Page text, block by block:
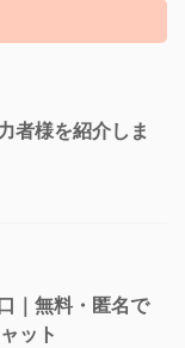
者様を紹介しま
｜無料・匿名で
ット